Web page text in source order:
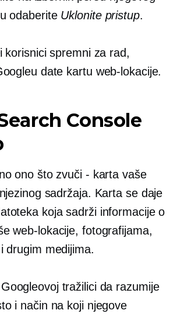
odaberite Uklonite pristup.
korisnici spremni za rad,
date kartu web-lokacije.
Console
ono što zvuči - karta vaše
sadržaja. Karta se daje
koja sadrži informacije o
web-lokacije, fotografijama,
drugim medijima.
tražilici da razumije
i način na koji njegove